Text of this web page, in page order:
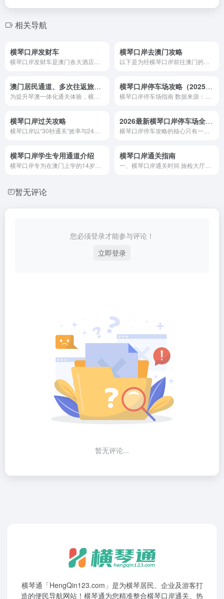
相关导航
横琴口岸发财车 横琴口岸去澳门攻略
澳门居民通道、多次往返旅客通道及爱心通道：横琴口岸通关便民指南 横琴口岸停车场攻略（2025年6月更新版）
横琴口岸过关攻略 2026最新横琴口岸停车场全攻略：收费标准、车位查询与周边省钱方案
横琴口岸学生专用通道介绍 横琴口岸通关指南
暂无评论
您必须登录才能参与评论！
立即登录
暂无评论...
横琴通「HengQin123.com」是为横琴居民、企业及游客打
造的便民导航网站！横琴通为您精准整合横琴口岸通关、热